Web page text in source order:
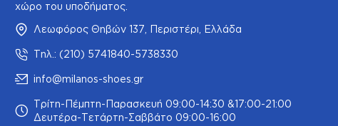
χώρο του υποδήματος.
Λεωφόρος Θηβών 137, Περιστέρι, Ελλάδα
Τηλ.: (210) 5741840-5738330
info@milanos-shoes.gr
Τρίτη-Πέμπτη-Παρασκευή 09:00-14:30 &17:00-21:00
Δευτέρα-Τετάρτη-Σαββάτο 09:00-16:00